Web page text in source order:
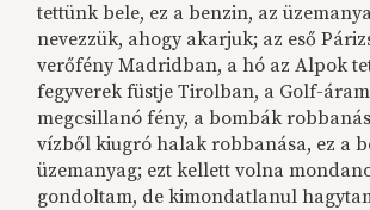
tettünk bele, ez a benzin, az
nevezzük, ahogy akarjuk; az eső
verőfény Madridban, a hó az Alpok
fegyverek füstje Tirolban, a Golf-
megcsillanó fény, a bombák
vízből kiugró halak robbanása, ez a
üzemanyag; ezt kellett volna
gondoltam, de kimondatlanul